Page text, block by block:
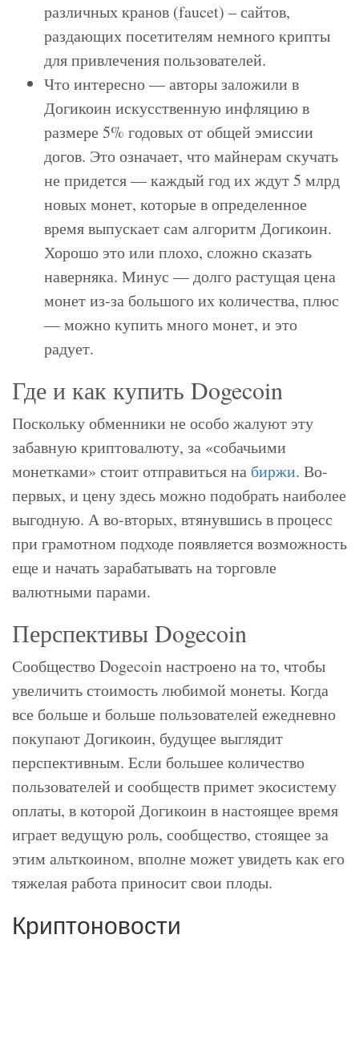
различных кранов (faucet) – сайтов,
раздающих посетителям немного крипты
для привлечения пользователей.
Что интересно — авторы заложили в
Догикоин искусственную инфляцию в
размере 5% годовых от общей эмиссии
догов. Это означает, что майнерам скучать
не придется — каждый год их ждут 5 млрд
новых монет, которые в определенное
время выпускает сам алгоритм Догикоин.
Хорошо это или плохо, сложно сказать
наверняка. Минус — долго растущая цена
монет из-за большого их количества, плюс
— можно купить много монет, и это
радует.
Где и как купить Dogecoin
Поскольку обменники не особо жалуют эту
забавную криптовалюту, за «собачьими
монетками» стоит отправиться на биржи. Во-
первых, и цену здесь можно подобрать наиболее
выгодную. А во-вторых, втянувшись в процесс
при грамотном подходе появляется возможность
еще и начать зарабатывать на торговле
валютными парами.
Перспективы Dogecoin
Сообщество Dogecoin настроено на то, чтобы
увеличить стоимость любимой монеты. Когда
все больше и больше пользователей ежедневно
покупают Догикоин, будущее выглядит
перспективным. Если большее количество
пользователей и сообществ примет экосистему
оплаты, в которой Догикоин в настоящее время
играет ведущую роль, сообщество, стоящее за
этим альткоином, вполне может увидеть как его
тяжелая работа приносит свои плоды.
Криптоновости